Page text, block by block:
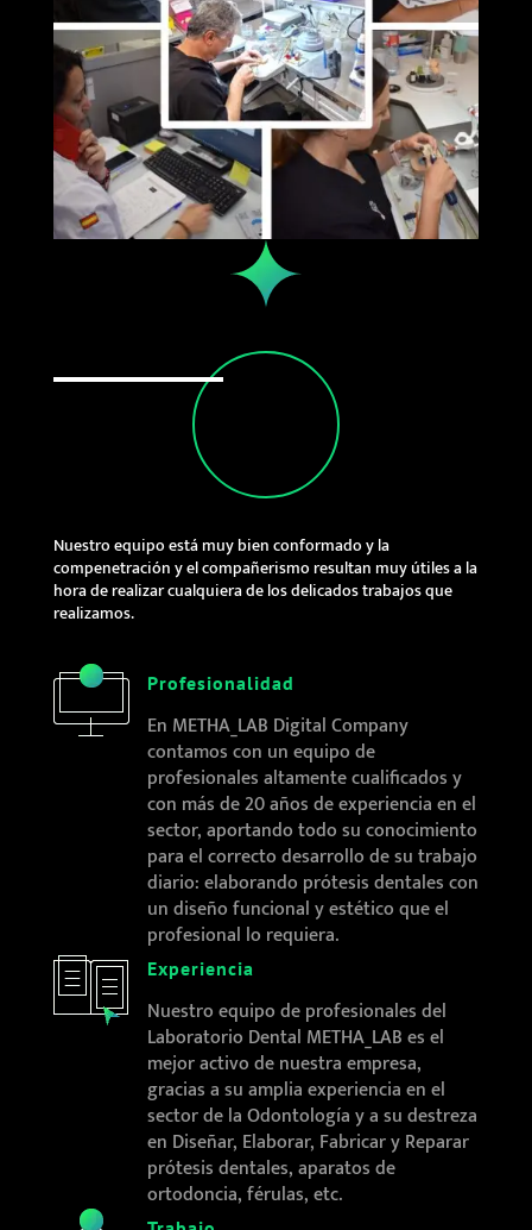
Nuestro equipo está muy bien conformado y la
compenetración y el compañerismo resultan muy útiles a la
hora de realizar cualquiera de los delicados trabajos que
realizamos.
Profesionalidad
En METHA_LAB Digital Company
contamos con un equipo de
profesionales altamente cualificados y
con más de 20 años de experiencia en el
sector, aportando todo su conocimiento
para el correcto desarrollo de su trabajo
diario: elaborando prótesis dentales con
un diseño funcional y estético que el
profesional lo requiera.
Experiencia
Nuestro equipo de profesionales del
Laboratorio Dental METHA_LAB es el
mejor activo de nuestra empresa,
gracias a su amplia experiencia en el
sector de la Odontología y a su destreza
en Diseñar, Elaborar, Fabricar y Reparar
prótesis dentales, aparatos de
ortodoncia, férulas, etc.